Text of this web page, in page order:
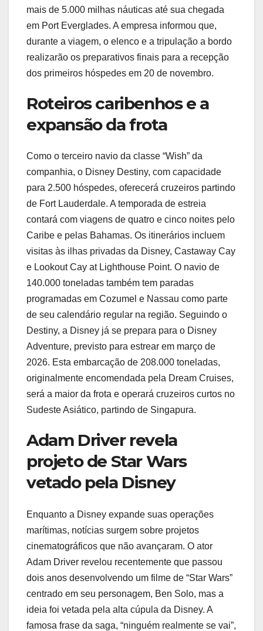
mais de 5.000 milhas náuticas até sua chegada
em Port Everglades. A empresa informou que,
durante a viagem, o elenco e a tripulação a bordo
realizarão os preparativos finais para a recepção
dos primeiros hóspedes em 20 de novembro.
Roteiros caribenhos e a
expansão da frota
Como o terceiro navio da classe “Wish” da
companhia, o Disney Destiny, com capacidade
para 2.500 hóspedes, oferecerá cruzeiros partindo
de Fort Lauderdale. A temporada de estreia
contará com viagens de quatro e cinco noites pelo
Caribe e pelas Bahamas. Os itinerários incluem
visitas às ilhas privadas da Disney, Castaway Cay
e Lookout Cay at Lighthouse Point. O navio de
140.000 toneladas também tem paradas
programadas em Cozumel e Nassau como parte
de seu calendário regular na região. Seguindo o
Destiny, a Disney já se prepara para o Disney
Adventure, previsto para estrear em março de
2026. Esta embarcação de 208.000 toneladas,
originalmente encomendada pela Dream Cruises,
será a maior da frota e operará cruzeiros curtos no
Sudeste Asiático, partindo de Singapura.
Adam Driver revela
projeto de Star Wars
vetado pela Disney
Enquanto a Disney expande suas operações
marítimas, notícias surgem sobre projetos
cinematográficos que não avançaram. O ator
Adam Driver revelou recentemente que passou
dois anos desenvolvendo um filme de “Star Wars”
centrado em seu personagem, Ben Solo, mas a
ideia foi vetada pela alta cúpula da Disney. A
famosa frase da saga, “ninguém realmente se vai”,